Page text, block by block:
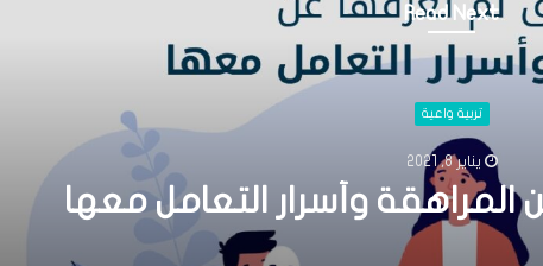
Read Next
تربية واعية
يناير 8, 2021
وأسرار التعامل معها